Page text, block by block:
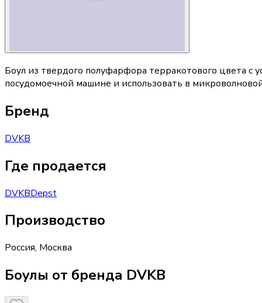
Боул из твердого полуфарфора терракотового цвета
посудомоечной машине и использовать в
Бренд
DVKB
Где продается
DVKBDepst
Производство
Россия, Москва
Боулы от бренда DVKB